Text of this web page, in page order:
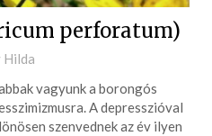
perforatum)
Hilda
vagyunk a borongós
A depresszióval
szenvednek az év ilyen